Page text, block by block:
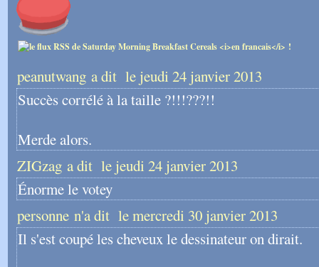
peanutwang a dit le jeudi 24 janvier 2013
Succès corrélé à la taille ?!!!???!!
Merde alors.
ZIGzag a dit le jeudi 24 janvier 2013
Énorme le votey
personne n'a dit le mercredi 30 janvier 2013
Il s'est coupé les cheveux le dessinateur on dirait.